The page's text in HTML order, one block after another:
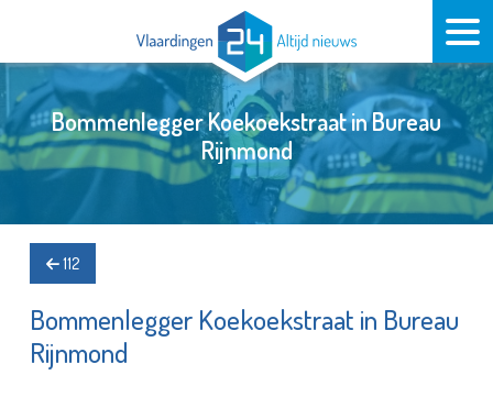
Bommenlegger Koekoekstraat in Bureau
Rijnmond
112
Bommenlegger Koekoekstraat in Bureau
Rijnmond